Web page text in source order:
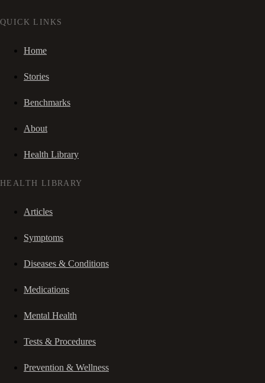
QUICK LINKS
Home
Stories
Benchmarks
About
Health Library
HEALTH LIBRARY
Articles
Symptoms
Diseases & Conditions
Medications
Mental Health
Tests & Procedures
Prevention & Wellness